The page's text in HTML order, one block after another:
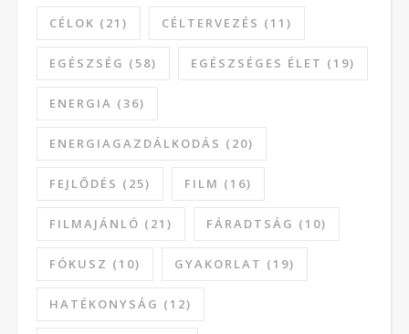
CÉLOK (21) CÉLTERVEZÉS (11)
EGÉSZSÉG (58) EGÉSZSÉGES ÉLET (19)
ENERGIA (36)
ENERGIAGAZDÁLKODÁS (20)
FEJLŐDÉS (25) FILM (16)
FILMAJÁNLÓ (21) FÁRADTSÁG (10)
FÓKUSZ (10) GYAKORLAT (19)
HATÉKONYSÁG (12)